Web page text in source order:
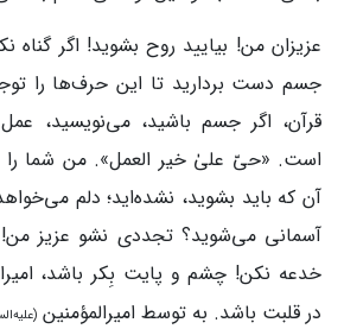
عزیزان من! بیایید روح بشوید! اگر گناه
جسم دست بردارید تا این حرف‌ها را
قرآن، اگر جسم باشید، می‌نویسید،
است. «حیّ علیٰ خیر العمل». من شما را
آن که باید بشوید، نشده‌اید؛ دلم
آسمانی می‌شوید؟ تجددی نشو عزیز من!
خدعه نکن! چشم و پایت بِکر باشد،
در قلبت باشد. به توسط امیرالمؤمنین